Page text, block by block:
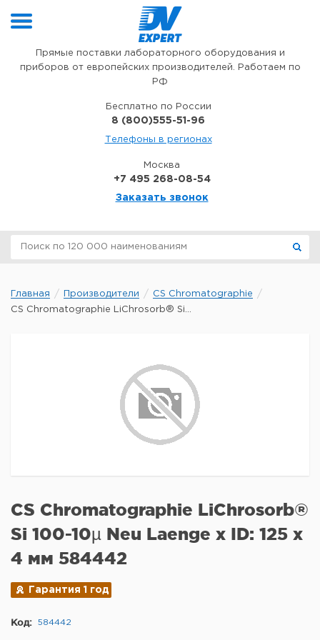
Прямые поставки лабораторного оборудования и
приборов от европейских производителей. Работаем по
РФ
Бесплатно по России
8 (800)555-51-96
Телефоны в регионах
Москва
+7 495 268-08-54
Заказать звонок
Главная Производители
CS Chromatographie
CS Chromatographie LiChrosorb® Si...
CS Chromatographie LiChrosorb®
Si 100-10µ Neu Laenge x ID: 125 x
4 мм 584442
Гарантия 1 год
Код: 584442